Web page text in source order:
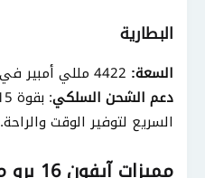
البطارية
السعة:
دعم الشحن السلكي
السريع لتوفير الوقت والراحة.
مميزات آيفون 16 برو ماكس